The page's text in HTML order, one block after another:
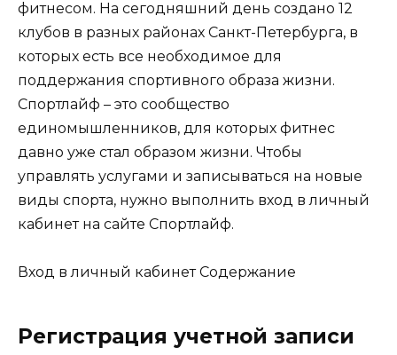
фитнесом. На сегодняшний день создано 12
клубов в разных районах Санкт-Петербурга, в
которых есть все необходимое для
поддержания спортивного образа жизни.
Спортлайф – это сообщество
единомышленников, для которых фитнес
давно уже стал образом жизни. Чтобы
управлять услугами и записываться на новые
виды спорта, нужно выполнить вход в личный
кабинет на сайте Спортлайф.
Вход в личный кабинет Содержание
Регистрация учетной записи